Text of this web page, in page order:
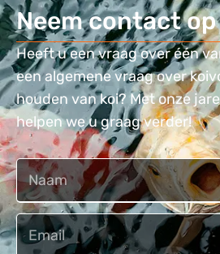
Neem contact
Heeft u een vraag over één
een algemene vraag over
houden van koi? Met onze
helpen we u graag verder!
Naam
Email